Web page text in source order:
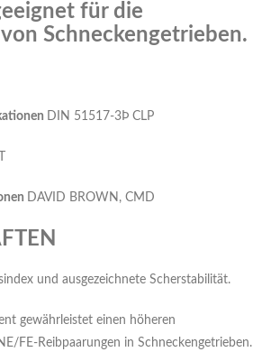
für die
Schneckengetrieben.
DIN 51517-3Þ CLP
DAVID BROWN, CMD
und ausgezeichnete Scherstabilität.
gewährleistet einen höheren
FE-Reibpaarungen in Schneckengetrieben.